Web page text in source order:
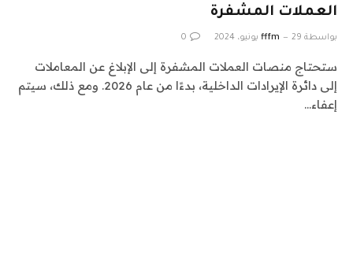
العملات المشفرة
بواسطة fffm 29 يونيو، 2024 0
ستحتاج منصات العملات المشفرة إلى الإبلاغ عن المعاملات
إلى دائرة الإيرادات الداخلية، بدءًا من عام 2026. ومع ذلك، سيتم
إعفاء…